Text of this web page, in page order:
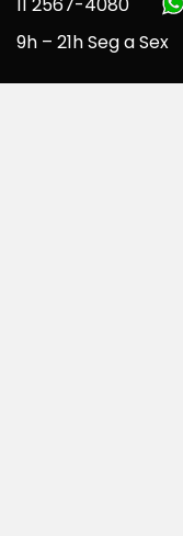
11 2567-4080
9h – 21h Seg a Sex